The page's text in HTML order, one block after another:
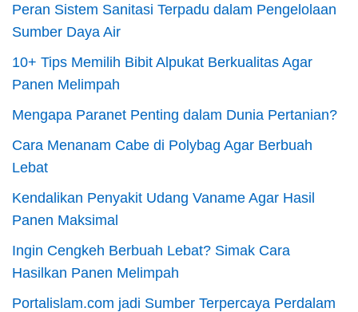
Peran Sistem Sanitasi Terpadu dalam Pengelolaan
Sumber Daya Air
10+ Tips Memilih Bibit Alpukat Berkualitas Agar
Panen Melimpah
Mengapa Paranet Penting dalam Dunia Pertanian?
Cara Menanam Cabe di Polybag Agar Berbuah
Lebat
Kendalikan Penyakit Udang Vaname Agar Hasil
Panen Maksimal
Ingin Cengkeh Berbuah Lebat? Simak Cara
Hasilkan Panen Melimpah
Portalislam.com jadi Sumber Terpercaya Perdalam